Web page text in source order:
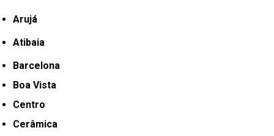
Arujá
Atibaia
Barcelona
Boa Vista
Centro
Cerâmica